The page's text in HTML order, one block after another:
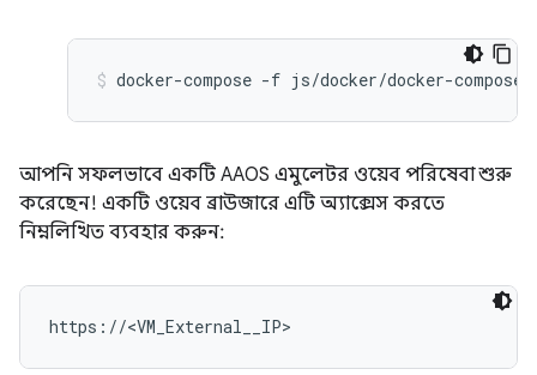
আপনি সফলভাবে একটি AAOS এমুলেটর ওয়েব পরিষেবা শুরু
করেছেন! একটি ওয়েব ব্রাউজারে এটি অ্যাক্সেস করতে
নিম্নলিখিত ব্যবহার করুন: